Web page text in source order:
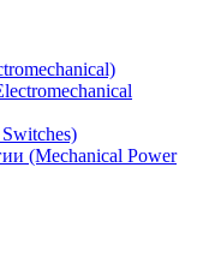
(Mechanical Power